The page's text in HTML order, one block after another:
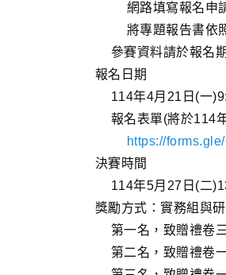
網路填寫報名申
將專題報告書依
參賽資料請於報名
報名日期
114年4月21日(一
報名表單(將於114
https://
決賽時間
114年5月27日(二
獎勵方式：實務組與
第一名，致贈禮卷
第二名，致贈禮卷